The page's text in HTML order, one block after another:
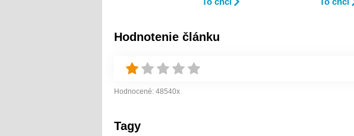
Hodnotenie článku
Hodnocené: 48540x
Tagy